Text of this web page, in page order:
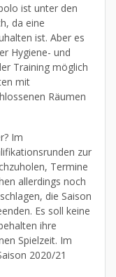
ist unter den
da eine
ist. Aber es
Hygiene- und
Training möglich
mit
Räumen
Im
zur
Termine
allerdings noch
die Saison
Es soll keine
ihre
Spielzeit. Im
2020/21